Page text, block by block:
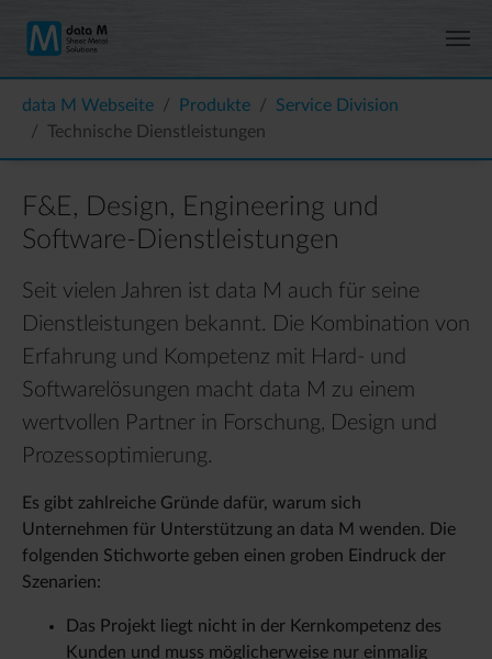
data M Webseite
Produkte
Service Division
Technische Dienstleistungen
F&E, Design, Engineering und
Software-Dienstleistungen
Seit vielen Jahren ist data M auch für seine
Dienstleistungen bekannt. Die Kombination von
Erfahrung und Kompetenz mit Hard- und
Softwarelösungen macht data M zu einem
wertvollen Partner in Forschung, Design und
Prozessoptimierung.
Es gibt zahlreiche Gründe dafür, warum sich
Unternehmen für Unterstützung an data M wenden. Die
folgenden Stichworte geben einen groben Eindruck der
Szenarien:
Das Projekt liegt nicht in der Kernkompetenz des
Kunden und muss möglicherweise nur einmalig